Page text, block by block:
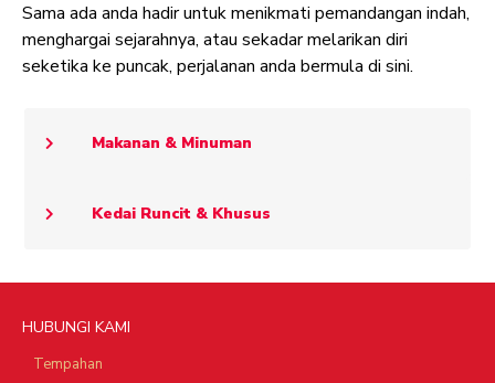
Sama ada anda hadir untuk menikmati pemandangan indah,
menghargai sejarahnya, atau sekadar melarikan diri
seketika ke puncak, perjalanan anda bermula di sini.
Makanan & Minuman
Kedai Runcit & Khusus
HUBUNGI KAMI
Tempahan